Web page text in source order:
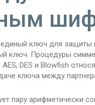
ключ для
ключ. Процедуры
DES и Blowfish
ключа между
пару арифметически